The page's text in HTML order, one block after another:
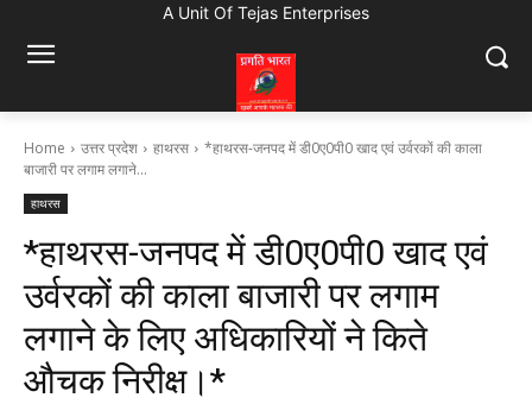
A Unit Of Tejas Enterprises
Home उत्तर प्रदेश हाथरस
*हाथरस-जनपद में डी0ए0पी0 खाद एवं उर्वरकों की काला
बाजारी पर लगाम लगाने...
हाथरस
*हाथरस-जनपद में डी0ए0पी0 खाद एवं
उर्वरकों की काला बाजारी पर लगाम
लगाने के लिए अधिकारियों ने किते
औचक निरीक्ष।*